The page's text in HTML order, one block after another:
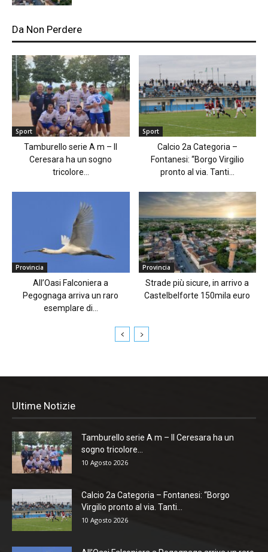
Da Non Perdere
Sport
Tamburello serie A m – Il
Ceresara ha un sogno
tricolore...
Sport
Calcio 2a Categoria –
Fontanesi: “Borgo Virgilio
pronto al via. Tanti...
Provincia
All’Oasi Falconiera a
Pegognaga arriva un raro
esemplare di...
Provincia
Strade più sicure, in arrivo a
Castelbelforte 150mila euro
Ultime Notizie
Tamburello serie A m – Il Ceresara ha un
sogno tricolore...
10 Agosto 2026
Calcio 2a Categoria – Fontanesi: “Borgo
Virgilio pronto al via. Tanti...
10 Agosto 2026